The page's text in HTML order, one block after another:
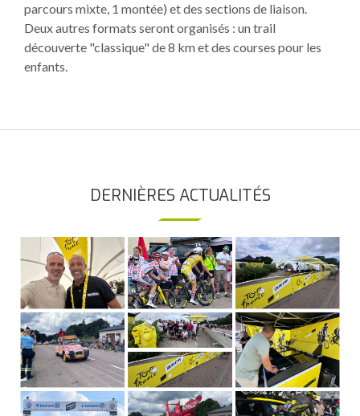
parcours mixte, 1 montée) et des sections de liaison.
Deux autres formats seront organisés : un trail
découverte "classique" de 8 km et des courses pour les
enfants.
DERNIÈRES ACTUALITÉS